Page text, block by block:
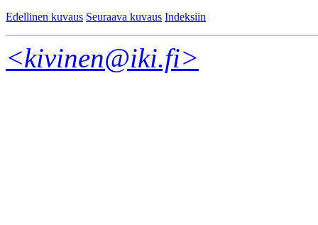
Edellinen kuvaus Seuraava kuvaus Indeksiin
<kivinen@iki.fi>